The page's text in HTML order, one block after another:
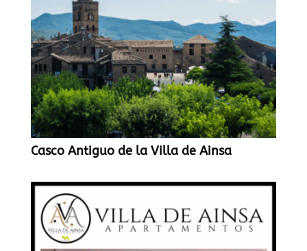
Casco Antiguo de la Villa de Ainsa